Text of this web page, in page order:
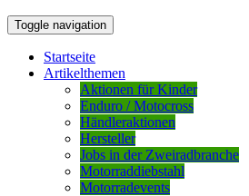
Toggle navigation
Startseite
Artikelthemen
Aktionen für Kinder
Enduro / Motocross
Händleraktionen
Hersteller
Jobs in der Zweiradbranche
Motorraddiebstahl
Motorradevents